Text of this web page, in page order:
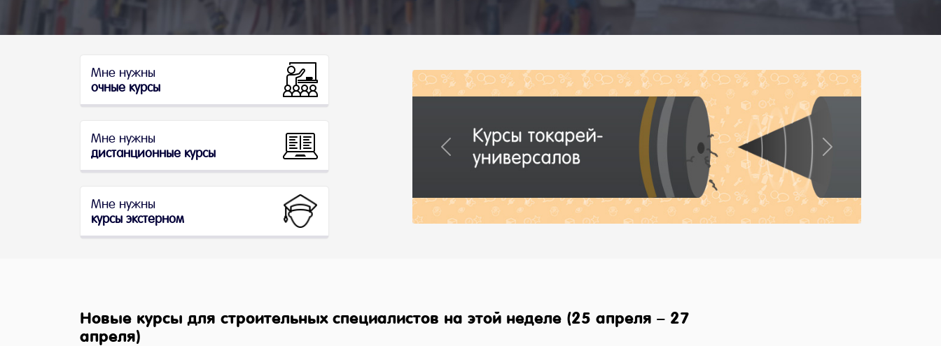
Мне нужны
очные курсы
Мне нужны
дистанционные курсы
Мне нужны
курсы экстерном
Previous Next
Новые курсы для строительных специалистов на этой неделе (25 апреля – 27
апреля)